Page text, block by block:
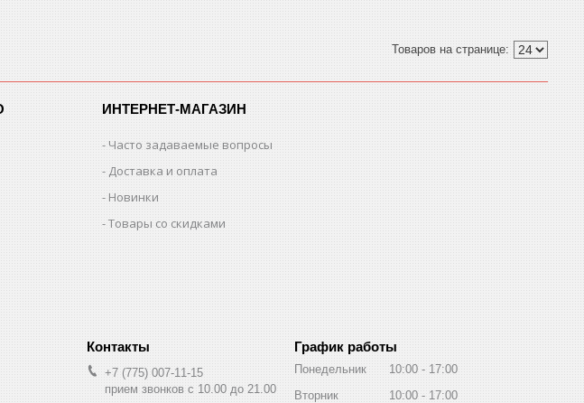
ИНТЕРНЕТ-МАГАЗИН
Часто задаваемые вопросы
Доставка и оплата
Новинки
Товары со скидками
+7 (775) 007-11-15
прием звонков с 10.00 до 21.00
График работы
Понедельник 10:00
17:00
Вторник
10:00
17:00